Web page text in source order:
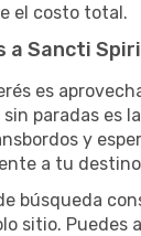
el costo total.
a Sancti
es
paradas es
y
a tu
búsqueda
sitio. Puedes